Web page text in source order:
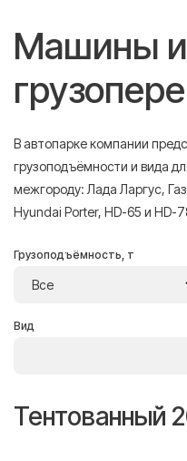
Машины
В автопарке компании
грузоподъёмности и вида
межгороду: Лада Ларгус,
Hyundai Porter, HD-65 и HD-
Грузоподъёмность, т
Вид
Тентованный